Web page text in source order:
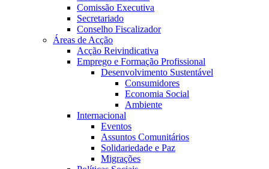
Comissão Executiva
Secretariado
Conselho Fiscalizador
Áreas de Acção
Acção Reivindicativa
Emprego e Formação Profissional
Desenvolvimento Sustentável
Consumidores
Economia Social
Ambiente
Internacional
Eventos
Assuntos Comunitários
Solidariedade e Paz
Migrações